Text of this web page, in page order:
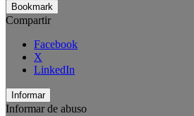
Bookmark
Compartir
Facebook
X
LinkedIn
Informar
Informar de abuso